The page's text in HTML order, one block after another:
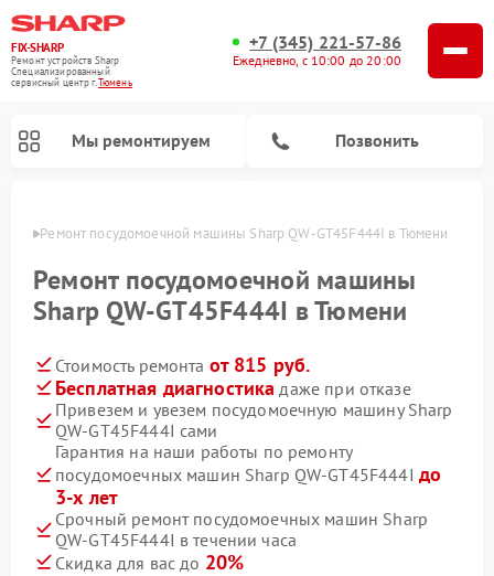
FIX-SHARP
Ремонт устройств Sharp
Специализированный
cервисный центр г.Тюмень
+7 (345) 221-57-86
Ежедневно, с 10:00 до 20:00
Мы ремонтируем Позвонить
Ремонт посудомоечной машины Sharp QW-GT45F444I в Тюмени
Ремонт посудомоечной машины
Sharp QW-GT45F444I в Тюмени
Стоимость ремонта от 815 руб.
Бесплатная диагностика даже при отказе
Привезем и увезем посудомоечную машину Sharp
QW-GT45F444I сами
Гарантия на наши работы по ремонту
посудомоечных машин Sharp QW-GT45F444I до
3-х лет
Срочный ремонт посудомоечных машин Sharp
QW-GT45F444I в течении часа
Скидка для вас до 20%